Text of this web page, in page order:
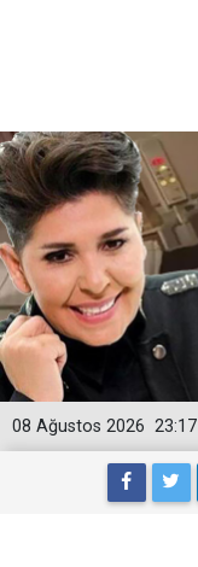
23:17
08 Ağustos 2026